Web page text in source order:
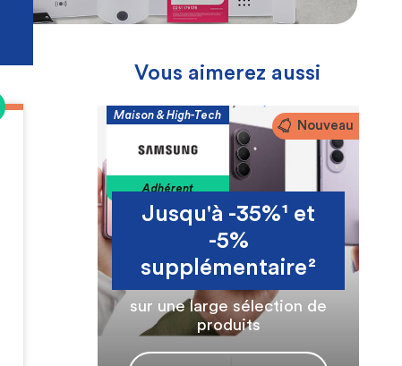
Vous aimerez aussi
Nouveau
Maison & High-Tech
Adhérent
Jusqu'à -35%¹ et
-5%
supplémentaire²
sur une large sélection de
produits